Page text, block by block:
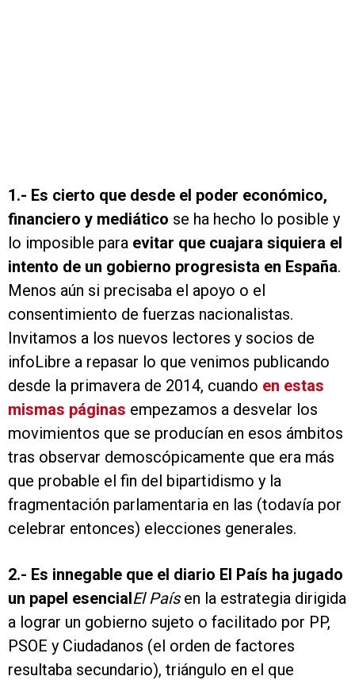
1.- Es cierto que desde el poder económico,
financiero y mediático se ha hecho lo posible y
lo imposible para evitar que cuajara siquiera el
intento de un gobierno progresista en España.
Menos aún si precisaba el apoyo o el
consentimiento de fuerzas nacionalistas.
Invitamos a los nuevos lectores y socios de
infoLibre a repasar lo que venimos publicando
desde la primavera de 2014, cuando en estas
mismas páginas empezamos a desvelar los
movimientos que se producían en esos ámbitos
tras observar demoscópicamente que era más
que probable el fin del bipartidismo y la
fragmentación parlamentaria en las (todavía por
celebrar entonces) elecciones generales.
2.- Es innegable que el diario El País ha jugado
un papel esencialEl Paísen la estrategia dirigida
a lograr un gobierno sujeto o facilitado por PP,
PSOE y Ciudadanos (el orden de factores
resultaba secundario), triángulo en el que